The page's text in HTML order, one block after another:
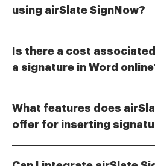
using airSlate SignNow?
signature using our intuitive
download the signed
Is there a cost
a signature in Word
in Word online without any
plans are designed to be cost-
What features does
offer for inserting